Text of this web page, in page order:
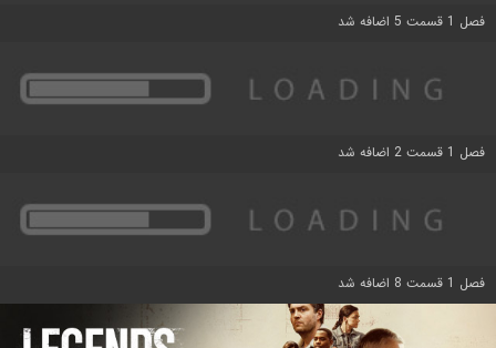
فصل 1 قسمت 5 اضافه شد
فصل 1 قسمت 2 اضافه شد
فصل 1 قسمت 8 اضافه شد